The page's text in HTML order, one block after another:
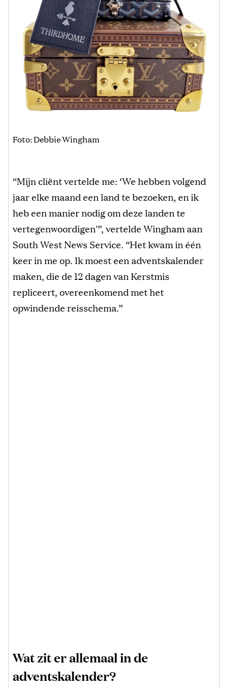
Foto: Debbie Wingham
“Mijn cliënt vertelde me: ‘We hebben volgend
jaar elke maand een land te bezoeken, en ik
heb een manier nodig om deze landen te
vertegenwoordigen'”, vertelde Wingham aan
South West News Service. “Het kwam in één
keer in me op. Ik moest een adventskalender
maken, die de 12 dagen van Kerstmis
repliceert, overeenkomend met het
opwindende reisschema.”
Wat zit er allemaal in de
adventskalender?